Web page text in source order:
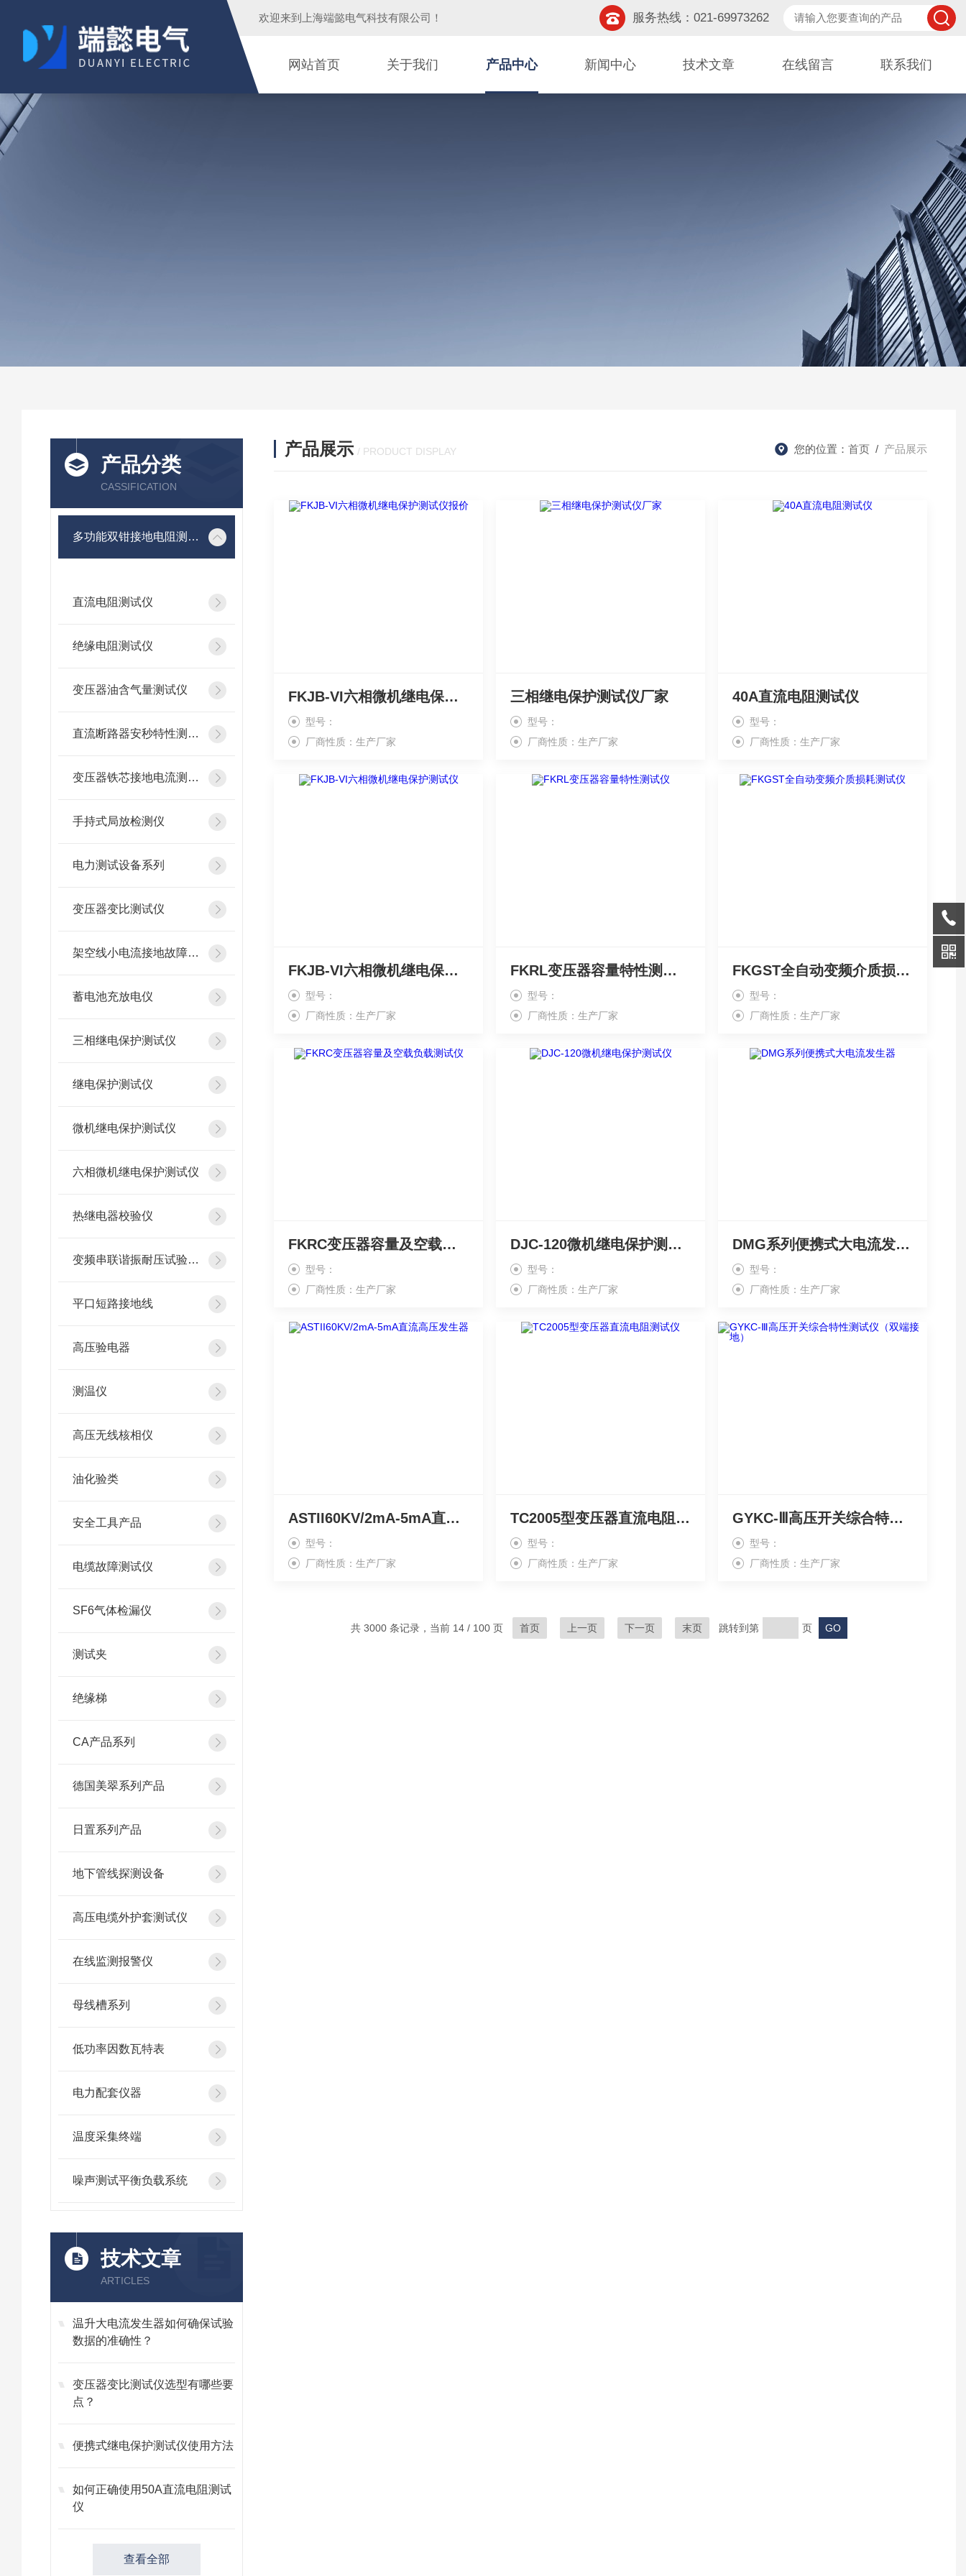
欢迎来到 上海端懿电气科技有限公司 ！ 服务热线：021-69973262
网站首页 关于我们 产品中心 新闻中心 技术文章 在线留言 联系我们
产品分类
CASSIFICATION
多功能双钳接地电阻测试仪
直流电阻测试仪
绝缘电阻测试仪
变压器油含气量测试仪
直流断路器安秒特性测试仪
变压器铁芯接地电流测试仪
手持式局放检测仪
电力测试设备系列
变压器变比测试仪
架空线小电流接地故障定位仪
蓄电池充放电仪
三相继电保护测试仪
继电保护测试仪
微机继电保护测试仪
六相微机继电保护测试仪
热继电器校验仪
变频串联谐振耐压试验装置
平口短路接地线
高压验电器
测温仪
高压无线核相仪
油化验类
安全工具产品
电缆故障测试仪
SF6气体检漏仪
测试夹
绝缘梯
CA产品系列
德国美翠系列产品
日置系列产品
地下管线探测设备
高压电缆外护套测试仪
在线监测报警仪
母线槽系列
低功率因数瓦特表
电力配套仪器
温度采集终端
噪声测试平衡负载系统
技术文章
ARTICLES
温升大电流发生器如何确保试验
数据的准确性？
变压器变比测试仪选型有哪些要
点？
便携式继电保护测试仪使用方法
如何正确使用50A直流电阻测试
仪
查看全部
产品展示 / PRODUCT DISPLAY 您的位置： 首页 / 产品展示
FKJB-VI六相微机继电保护测试仪报价
型号：
厂商性质：生产厂家
三相继电保护测试仪厂家
型号：
厂商性质：生产厂家
40A直流电阻测试仪
型号：
厂商性质：生产厂家
FKJB-VI六相微机继电保护测试仪
型号：
厂商性质：生产厂家
FKRL变压器容量特性测试仪
型号：
厂商性质：生产厂家
FKGST全自动变频介质损耗测试仪
型号：
厂商性质：生产厂家
FKRC变压器容量及空载负载测试仪
型号：
厂商性质：生产厂家
DJC-120微机继电保护测试仪
型号：
厂商性质：生产厂家
DMG系列便携式大电流发生器
型号：
厂商性质：生产厂家
ASTII60KV/2mA-5mA直流高压发生器
型号：
厂商性质：生产厂家
TC2005型变压器直流电阻测试仪
型号：
厂商性质：生产厂家
GYKC-Ⅲ高压开关综合特性测试仪（双端接地）
型号：
厂商性质：生产厂家
共 3000 条记录，当前 14 / 100 页 首页 上一页 下一页 末页 跳转到第 页